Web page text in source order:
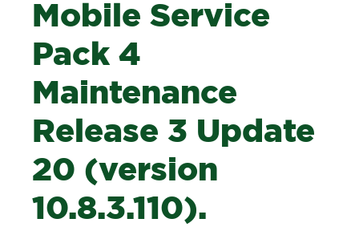
Mobile Service
Pack 4
Maintenance
Release 3 Update
20 (version
10.8.3.110).